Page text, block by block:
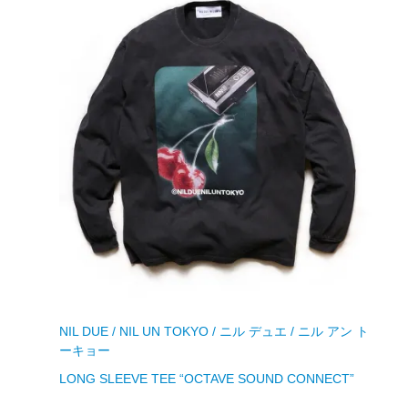
NIL DUE / NIL UN TOKYO / ニル デュエ / ニル アン ト
ーキョー
LONG SLEEVE TEE “OCTAVE SOUND CONNECT”